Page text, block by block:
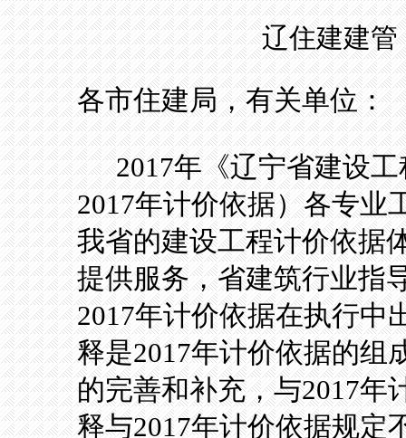
辽住建建管
各市住建局，有关单位：
2017年《辽宁省建设
2017年计价依据）各专业
我省的建设工程计价依据
提供服务，省建筑行业指
2017年计价依据在执行中
释是2017年计价依据的组
的完善和补充，与2017年
释与2017年计价依据规定